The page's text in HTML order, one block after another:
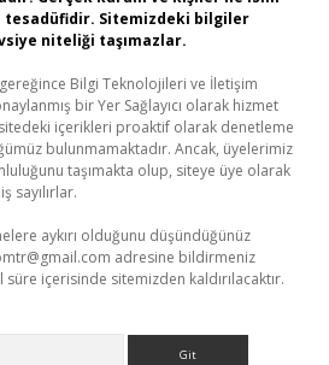
Sitemizdeki bilgiler
niteliği taşımazlar.
gereğince Bilgi Teknolojileri ve İletişim
bir Yer Sağlayıcı olarak hizmet
içerikleri proaktif olarak denetleme
bulunmamaktadır. Ancak, üyelerimiz
taşımakta olup, siteye üye olarak
sayılırlar.
aykırı olduğunu düşündüğünüz
adresine bildirmeniz
içerisinde sitemizden kaldırılacaktır.